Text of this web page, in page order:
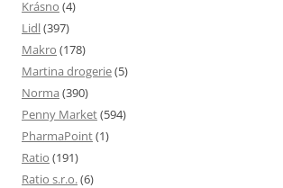
Krásno (4)
Lidl(397)
Makro (178)
Martina drogerie(5)
Norma (390)
Penny Market(594)
PharmaPoint(1)
Ratio (191)
Ratio s.r.o.(6)